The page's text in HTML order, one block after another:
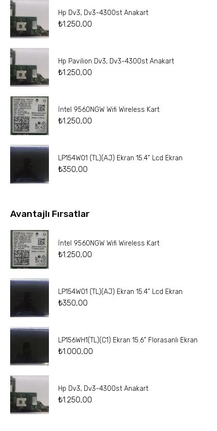
Hp Dv3, Dv3-4300st Anakart
₺1.250,00
Hp Pavilion Dv3, Dv3-4300st Anakart
₺1.250,00
İntel 9560NGW Wifi Wireless Kart
₺1.250,00
LP154W01 (TL)(AJ) Ekran 15.4” Lcd Ekran
₺350,00
Avantajlı Fırsatlar
İntel 9560NGW Wifi Wireless Kart
₺1.250,00
LP154W01 (TL)(AJ) Ekran 15.4” Lcd Ekran
₺350,00
LP156WH1(TL)(C1) Ekran 15.6” Florasanlı Ekran
₺1.000,00
Hp Dv3, Dv3-4300st Anakart
₺1.250,00